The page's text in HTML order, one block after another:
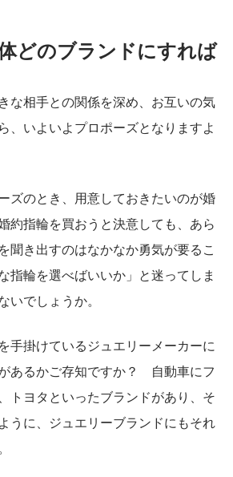
どのブランドにすれば
な相手との関係を深め、お互いの気
、いよいよプロポーズとなりますよ
ズのとき、用意しておきたいのが婚
約指輪を買おうと決意しても、あら
聞き出すのはなかなか勇気が要るこ
指輪を選べばいいか」と迷ってしま
いでしょうか。
手掛けているジュエリーメーカーに
あるかご存知ですか？ 自動車にフ
トヨタといったブランドがあり、そ
うに、ジュエリーブランドにもそれ